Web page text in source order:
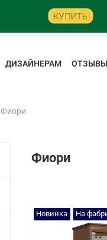
ДИЗАЙНЕРАМ ОТЗЫВЫ
Фиори
Фиори
Новинка На